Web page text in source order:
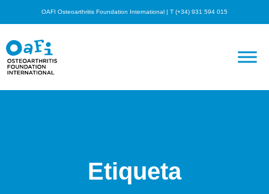
OAFI Osteoarthritis Foundation International | T (+34) 931 594 015
Etiqueta